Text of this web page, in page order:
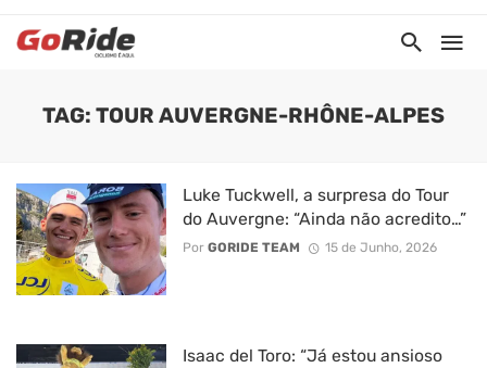
TAG: TOUR AUVERGNE-RHÔNE-ALPES
Luke Tuckwell, a surpresa do Tour
do Auvergne: “Ainda não acredito…”
Por GORIDE TEAM 15 de Junho, 2026
Isaac del Toro: “Já estou ansioso